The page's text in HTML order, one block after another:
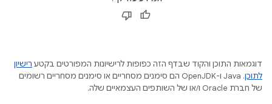
דוגמאות התוכן והקוד שבדף הזה כפופות לרישיונות המפורטים בקטע רישיון
לתוכן
.‏ Java ו-OpenJDK הם סימנים מסחריים או סימנים מסחריים רשומים
של חברת Oracle ו/או של השותפים העצמאיים שלה.